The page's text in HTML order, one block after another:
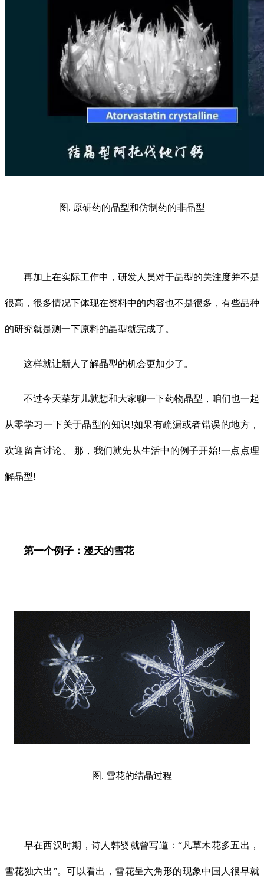
图. 原研药的晶型和仿制药的非晶型
再加上在实际工作中，研发人员对于晶型的关注度并不是
很高，很多情况下体现在资料中的内容也不是很多，有些品种
的研究就是测一下原料的晶型就完成了。
这样就让新人了解晶型的机会更加少了。
不过今天菜芽儿就想和大家聊一下药物晶型，咱们也一起
从零学习一下关于晶型的知识!如果有疏漏或者错误的地方，
欢迎留言讨论。 那，我们就先从生活中的例子开始!一点点理
解晶型!
第一个例子：漫天的雪花
图. 雪花的结晶过程
早在西汉时期，诗人韩婴就曾写道：“凡草木花多五出，
雪花独六出”。可以看出，雪花呈六角形的现象中国人很早就